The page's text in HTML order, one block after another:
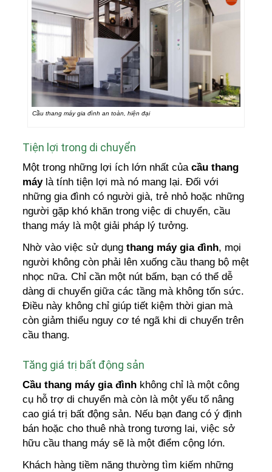
Cầu thang máy gia đình an toàn, hiện đại
Tiện lợi trong di chuyển
Một trong những lợi ích lớn nhất củacầu thang
máylà tính tiện lợi mà nó mang lại. Đối với
những gia đình có người già, trẻ nhỏ hoặc những
người gặp khó khăn trong việc di chuyển, cầu
thang máy là một giải pháp lý tưởng.
Nhờ vào việc sử dụngthang máy gia đình, mọi
người không còn phải lên xuống cầu thang bộ mệt
nhọc nữa. Chỉ cần một nút bấm, bạn có thể dễ
dàng di chuyển giữa các tầng mà không tốn sức.
Điều này không chỉ giúp tiết kiệm thời gian mà
còn giảm thiểu nguy cơ té ngã khi di chuyển trên
cầu thang.
Tăng giá trị bất động sản
Cầu thang máy gia đình không chỉ là một công
cụ hỗ trợ di chuyển mà còn là một yếu tố nâng
cao giá trị bất động sản. Nếu bạn đang có ý định
bán hoặc cho thuê nhà trong tương lai, việc sở
hữu cầu thang máy sẽ là một điểm cộng lớn.
Khách hàng tiềm năng thường tìm kiếm những